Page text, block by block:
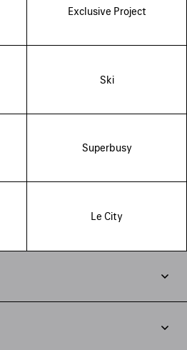
Exclusive Project
Ski
Superbusy
Le City